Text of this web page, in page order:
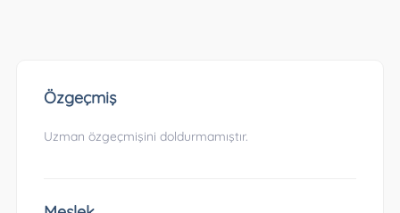
Özgeçmiş
Uzman özgeçmişini doldurmamıştır.